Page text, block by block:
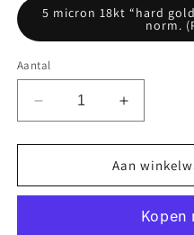
5 micron 18kt “hard gold” goudlaag volgens Franse
norm.
Aantal
Aantal
verlagen
voor
halsketting
Aantal
verhogen
voor
Gouden
vlakke
Aan